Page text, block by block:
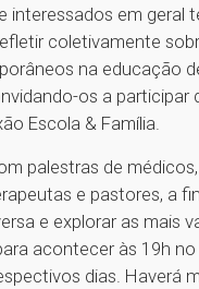
interessados em geral
coletivamente
na educação
os a participar
Escola & Família.
palestras de médicos,
e pastores, a
e explorar as mais
acontecer às 19h
dias. Haverá